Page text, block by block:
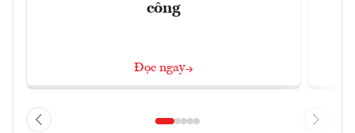
công
Đọc ngay